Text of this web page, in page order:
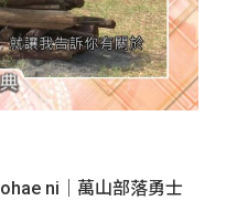
ni｜萬山部落勇士